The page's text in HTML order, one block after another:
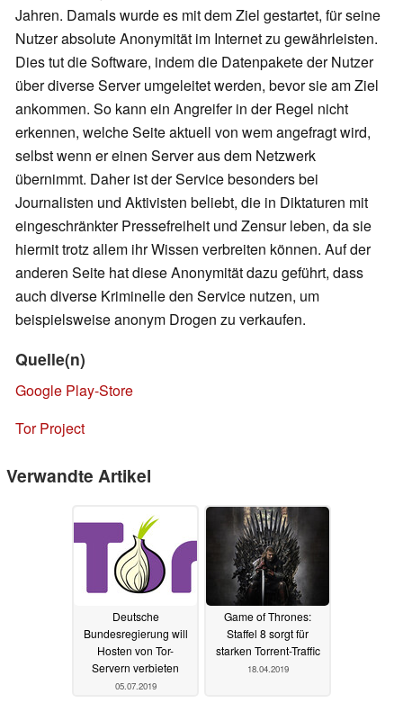
Jahren. Damals wurde es mit dem Ziel gestartet, für seine
Nutzer absolute Anonymität im Internet zu gewährleisten.
Dies tut die Software, indem die Datenpakete der Nutzer
über diverse Server umgeleitet werden, bevor sie am Ziel
ankommen. So kann ein Angreifer in der Regel nicht
erkennen, welche Seite aktuell von wem angefragt wird,
selbst wenn er einen Server aus dem Netzwerk
übernimmt. Daher ist der Service besonders bei
Journalisten und Aktivisten beliebt, die in Diktaturen mit
eingeschränkter Pressefreiheit und Zensur leben, da sie
hiermit trotz allem ihr Wissen verbreiten können. Auf der
anderen Seite hat diese Anonymität dazu geführt, dass
auch diverse Kriminelle den Service nutzen, um
beispielsweise anonym Drogen zu verkaufen.
Quelle(n)
Google Play-Store
Tor Project
Verwandte Artikel
Deutsche
Bundesregierung will
Hosten von Tor-
Servern verbieten
05.07.2019
Game of Thrones:
Staffel 8 sorgt für
starken Torrent-Traffic
18.04.2019